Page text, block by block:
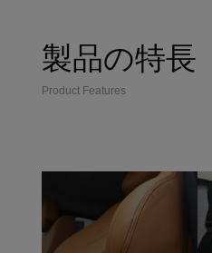
製品の特長
Product Features